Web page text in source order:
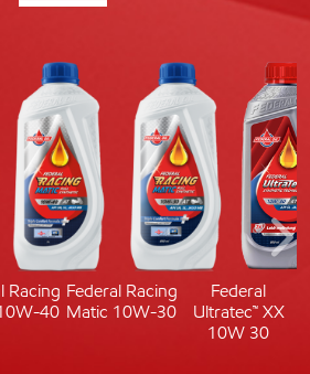
Racing
40
Federal Racing
Matic 10W-30
Federal
Ultratec™ XX
10W 30